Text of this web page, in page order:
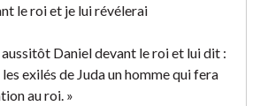
le roi et je lui révélerai
Daniel devant le roi et lui dit :
les exilés de Juda un homme qui fera
au roi. »